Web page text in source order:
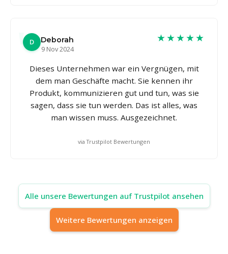
D
Deborah
9 Nov 2024
★★★★★
Dieses Unternehmen war ein Vergnügen, mit
dem man Geschäfte macht. Sie kennen ihr
Produkt, kommunizieren gut und tun, was sie
sagen, dass sie tun werden. Das ist alles, was
man wissen muss. Ausgezeichnet.
via Trustpilot Bewertungen
Alle unsere Bewertungen auf Trustpilot ansehen
Weitere Bewertungen anzeigen